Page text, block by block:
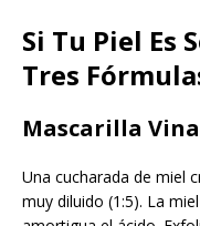
Si Tu Piel Es
Tres
Mascarilla
Una cucharada de miel
muy diluido (1:5). La